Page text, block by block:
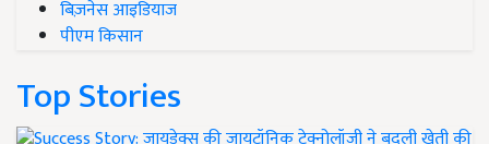
बिज़नेस आइडियाज
पीएम किसान
Top Stories